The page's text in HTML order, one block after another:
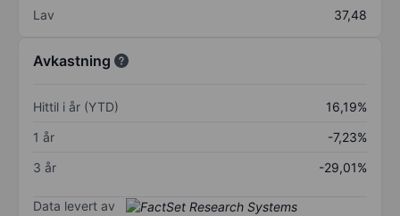
Lav
37,48
Avkastning
Hittil i år (YTD)
16,19%
1 år
-7,23%
3 år
-29,01%
Data levert av